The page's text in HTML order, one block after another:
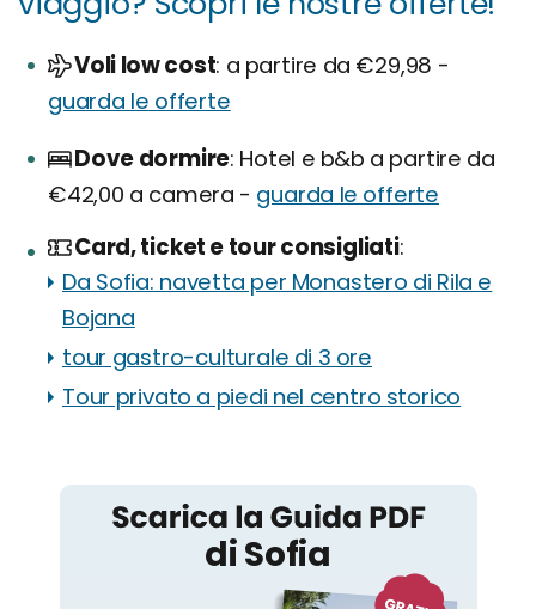
Voli low cost a partire da €29,98 -
guarda le offerte
Dove dormire Hotel e b&b a partire da
€42,00 a camera - guarda le offerte
Card, ticket e tour consigliati
Da Sofia: navetta per Monastero di Rila e
Bojana
tour gastro-culturale di 3 ore
Tour privato a piedi nel centro storico
Sofia